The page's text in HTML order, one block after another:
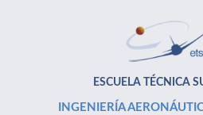
ESCUELA TÉCNICA
INGENIERÍA